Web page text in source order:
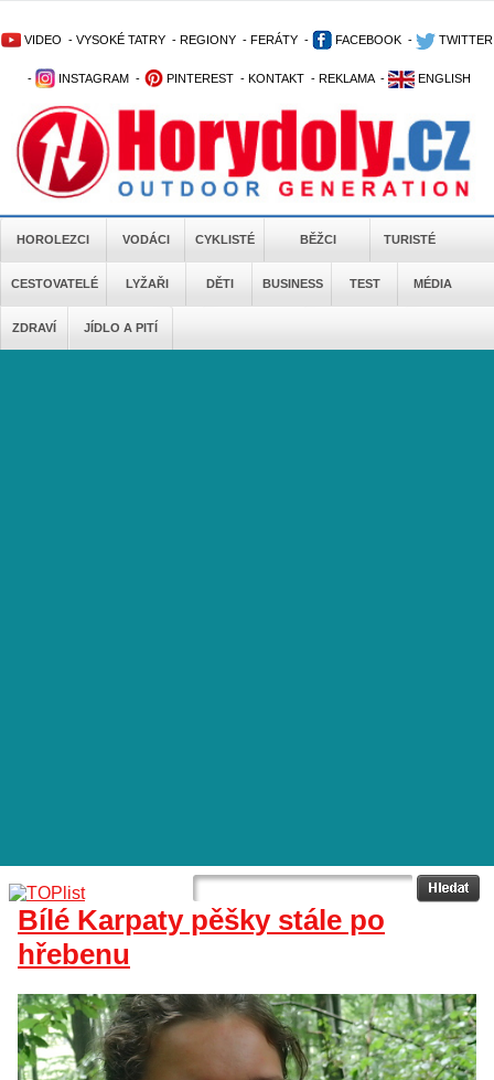
VIDEO - VYSOKÉ TATRY - REGIONY - FERÁTY - FACEBOOK - TWITTER
- INSTAGRAM - PINTEREST - KONTAKT - REKLAMA - ENGLISH
HOROLEZCI VODÁCI CYKLISTÉ BĚŽCI TURISTÉ
CESTOVATELÉ LYŽAŘI DĚTI BUSINESS TEST MÉDIA
ZDRAVÍ JÍDLO A PITÍ
Bílé Karpaty pěšky stále po
hřebenu